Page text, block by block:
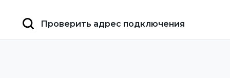
Проверить адрес подключения